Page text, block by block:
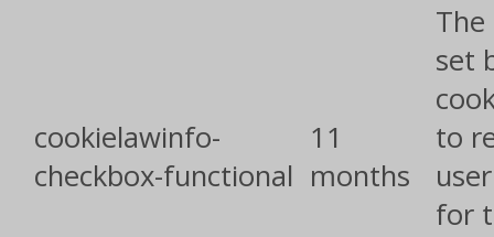
cookielawinfo-
checkbox-functional
11
months
The
set
to
for